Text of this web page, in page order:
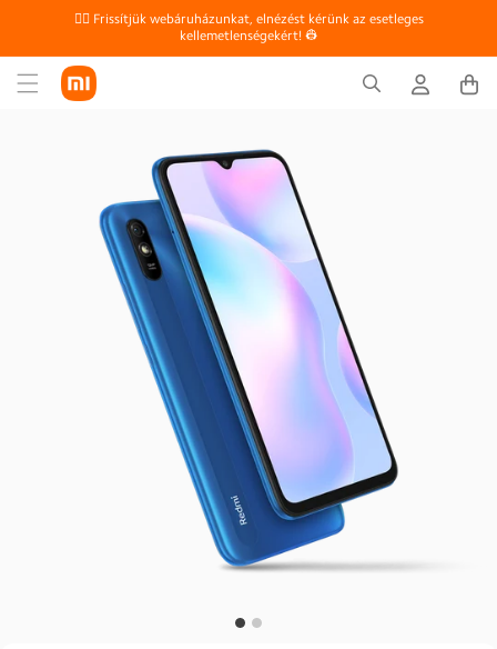
👷‍♀ Frissítjük webáruházunkat, elnézést kérünk az esetleges
kellemetlenségekért! 👷